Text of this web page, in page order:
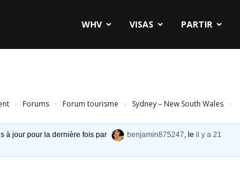
WHV VISAS PARTIR
› Forums › Forum tourisme › Sydney – New South Wales ›
à jour pour la dernière fois par benjamin875247, leil y a 21